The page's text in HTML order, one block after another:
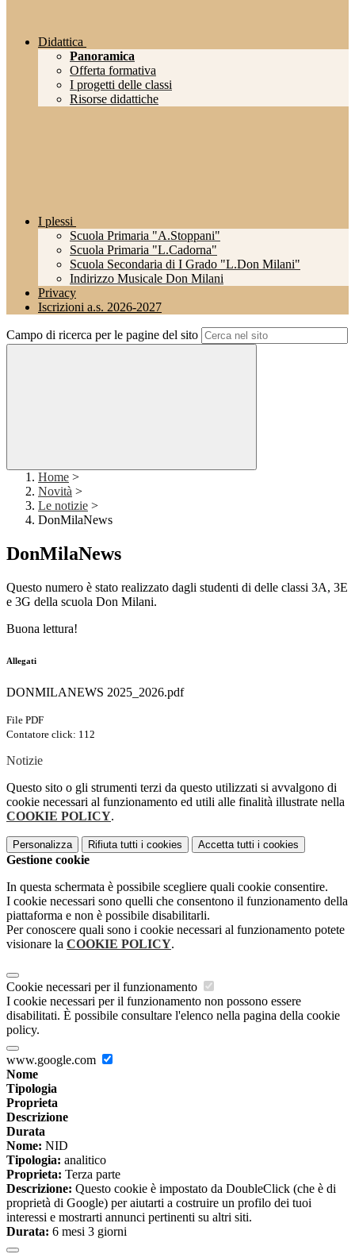
Didattica
Panoramica
Offerta formativa
I progetti delle classi
Risorse didattiche
I plessi
Scuola Primaria "A.Stoppani"
Scuola Primaria "L.Cadorna"
Scuola Secondaria di I Grado "L.Don Milani"
Indirizzo Musicale Don Milani
Privacy
Iscrizioni a.s. 2026-2027
Campo di ricerca per le pagine del sito
Home >
Novità >
Le notizie >
DonMilaNews
DonMilaNews
Questo numero è stato realizzato dagli studenti di delle classi 3A, 3E
e 3G della scuola Don Milani.
Buona lettura!
Allegati
DONMILANEWS 2025_2026.pdf
File PDF
Contatore click: 112
Notizie
Questo sito o gli strumenti terzi da questo utilizzati si avvalgono di
cookie necessari al funzionamento ed utili alle finalità illustrate nella
COOKIE POLICY.
Personalizza Rifiuta tutti i cookies Accetta tutti i cookies
Gestione cookie
In questa schermata è possibile scegliere quali cookie consentire.
I cookie necessari sono quelli che consentono il funzionamento della
piattaforma e non è possibile disabilitarli.
Per conoscere quali sono i cookie necessari al funzionamento potete
visionare la COOKIE POLICY.
Cookie necessari per il funzionamento
I cookie necessari per il funzionamento non possono essere
disabilitati. È possibile consultare l'elenco nella pagina della cookie
policy.
www.google.com
Nome
Tipologia
Proprieta
Descrizione
Durata
Nome: NID
Tipologia: analitico
Proprieta: Terza parte
Descrizione: Questo cookie è impostato da DoubleClick (che è di
proprietà di Google) per aiutarti a costruire un profilo dei tuoi
interessi e mostrarti annunci pertinenti su altri siti.
Durata: 6 mesi 3 giorni